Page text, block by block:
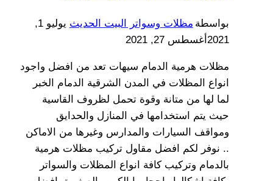
بواسطة مظلات وسواتر البيت الحديث
يوليو 1,
2021 أغسطس 27, 2021
مظلات هرمية الدمام سيهات تعد من افضل واجود
انواع المظلات في المدن الشرقية الدمام الخبر
لما لها من متانة وقوة تحمل لظروف القاسية
حيث يتم استخدامها في المنازل والحدايق
ومواقف السيارات والمدارس وغيرها من الاماكن
.. نوفر لكم افضل مقاول تركيب مظلات هرمية
بالدمام وتركيب كافة انواع المظلات والسواتر